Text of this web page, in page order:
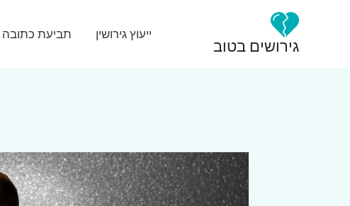
גירושים בטוב
ייעוץ גירושין תביעת כתובה